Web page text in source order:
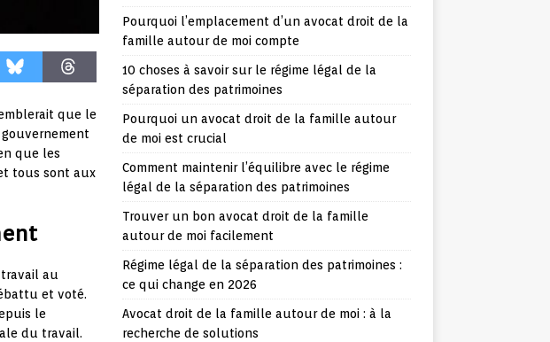
que le
que les
tous sont aux
au
et voté.
le
du travail.
Pourquoi l’emplacement d’un avocat droit de la
famille autour de moi compte
10 choses à savoir sur le régime légal de la
séparation des patrimoines
Pourquoi un avocat droit de la famille autour
de moi est crucial
Comment maintenir l’équilibre avec le régime
légal de la séparation des patrimoines
Trouver un bon avocat droit de la famille
autour de moi facilement
Régime légal de la séparation des patrimoines :
ce qui change en 2026
Avocat droit de la famille autour de moi : à la
recherche de solutions